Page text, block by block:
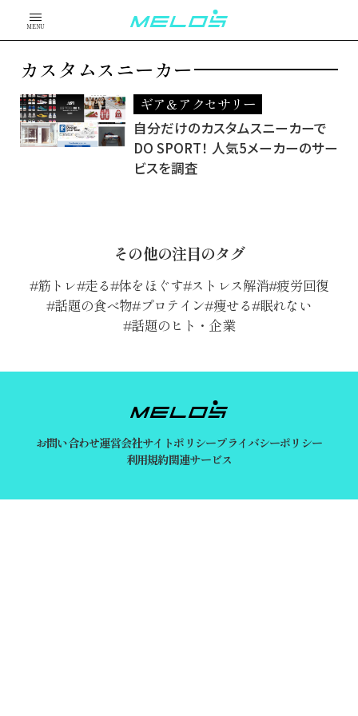
MENU
カスタムスニーカー
ギア＆アクセサリー
自分だけのカスタムスニーカーで
DO SPORT！ 人気5メーカーのサー
ビスを調査
その他の注目のタグ
筋トレ 走る 体をほぐす ストレス解消 疲労回復
話題の食べ物 プロテイン 痩せる 眠れない
話題のヒト・企業
お問い合わせ運営会社サイトポリシープライバシーポリシー
利用規約関連サービス